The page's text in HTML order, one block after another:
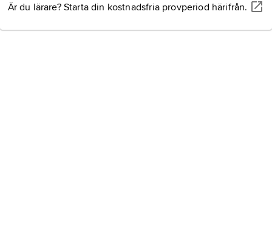
Är du lärare? Starta din kostnadsfria provperiod härifrån.